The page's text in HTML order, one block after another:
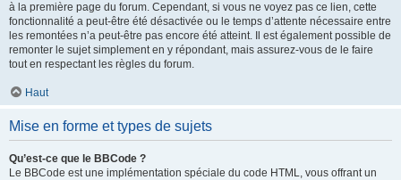
à la première page du forum. Cependant, si vous ne voyez pas ce lien, cette
fonctionnalité a peut-être été désactivée ou le temps d’attente nécessaire entre
les remontées n’a peut-être pas encore été atteint. Il est également possible de
remonter le sujet simplement en y répondant, mais assurez-vous de le faire
tout en respectant les règles du forum.
Haut
Mise en forme et types de sujets
Qu’est-ce que le BBCode ?
Le BBCode est une implémentation spéciale du code HTML, vous offrant un